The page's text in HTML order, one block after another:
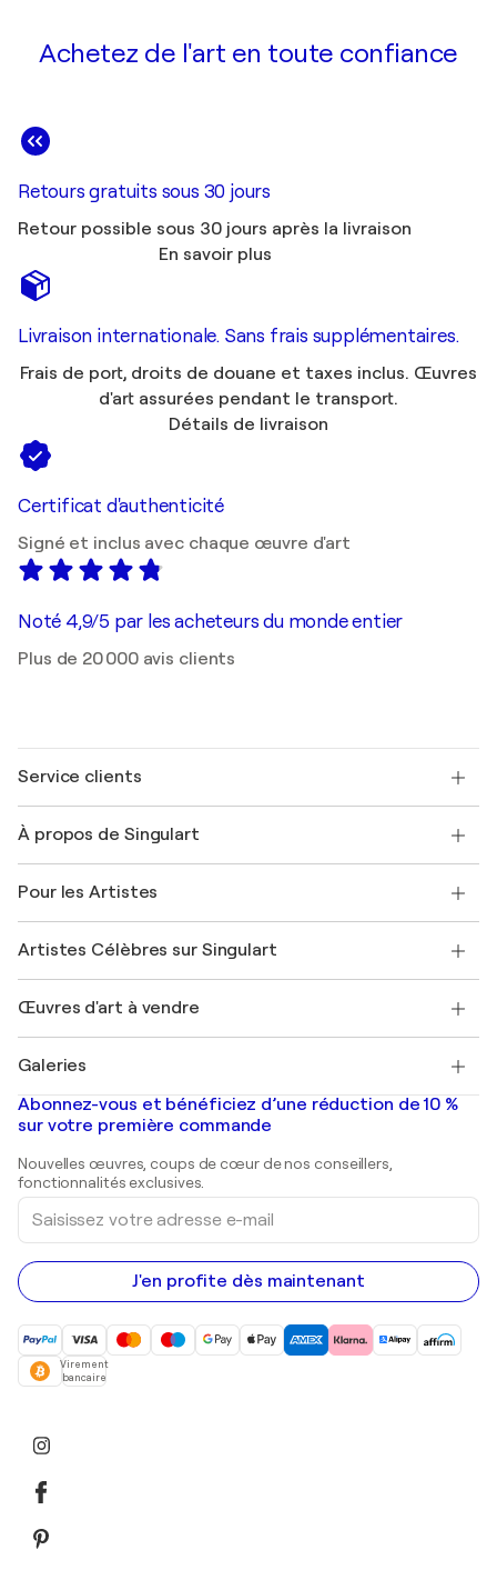
Achetez de l'art en toute confiance
Retours gratuits sous 30 jours
Retour possible sous 30 jours après la livraison
En savoir plus
Livraison internationale. Sans frais supplémentaires.
Frais de port, droits de douane et taxes inclus. Œuvres
d'art assurées pendant le transport.
Détails de livraison
Certificat d'authenticité
Signé et inclus avec chaque œuvre d'art
Noté 4,9/5 par les acheteurs du monde entier
Plus de 20 000 avis clients
Service clients
Expédition
Offrir une carte cadeau
Rejoignez notre programme commercial
Mon compte
+33 1 76 44 06 42
À propos de Singulart
FAQ
Magazine Singulart
Emplois
Découvrez une sélection d'art original
Pour les Artistes
Se connecter en tant qu'Artiste
Artistes Célèbres sur Singulart
Marc Chagall
Banksy
Mr. Brainwash
Shepard Fairey
Œuvres d'art à vendre
Tableaux abstraits à vendre
Peintures de paysage
Estampes
Peintures acryliques
Galeries
Galeries d'art en France
Galeries d'art en Belgique
Abonnez-vous et bénéficiez d’une réduction de 10 %
sur votre première commande
Nouvelles œuvres, coups de cœur de nos conseillers,
fonctionnalités exclusives.
Saisissez
votre
adresse
e-
mail
J'en profite dès maintenant
Virement
bancaire